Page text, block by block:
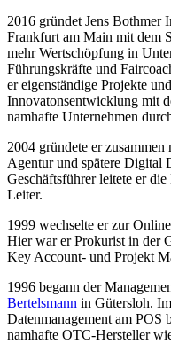
2016 gründet Jens Bothmer
Frankfurt am Main mit dem
mehr Wertschöpfung in
Führungskräfte und
er eigenständige Projekte
Innovatonsentwicklung mit
namhafte Unternehmen
2004 gründete er
Agentur und spätere Digital
Geschäftsführer leitete er
Leiter.
1999 wechselte er zur
Hier war er Prokurist in der
Key Account- und Projekt
1996 begann der
Bertelsmann in Gütersloh.
Datenmanagement am POS
namhafte OTC-Hersteller